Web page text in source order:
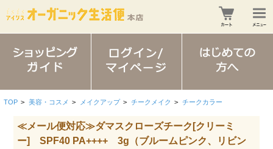
TOP > 美容・コスメ > メイクアップ > チークメイク > チークカラー
≪メール便対応≫ダマスクローズチーク[クリーミ
ー] SPF40 PA++++ 3g（ブルームピンク、リビン